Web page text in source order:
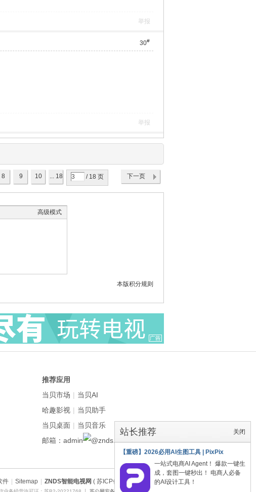
举报
30#
举报
8 9 10 ... 18 / 18 页 下一页
高级模式
本版积分规则
关闭
站长推荐
【重磅】2026必用AI生图工具 | PixPix
一站式电商AI Agent！ 爆款一键生
成，套图一键秒出！ 电商人必备
的AI设计工具！
推荐应用
当贝市场 | 当贝AI
哈趣影视 | 当贝助手
当贝桌面 | 当贝音乐
邮箱：admin
znds.com
件 Sitemap ZNDS智能电视网 ( 苏ICP备2023012627号 )